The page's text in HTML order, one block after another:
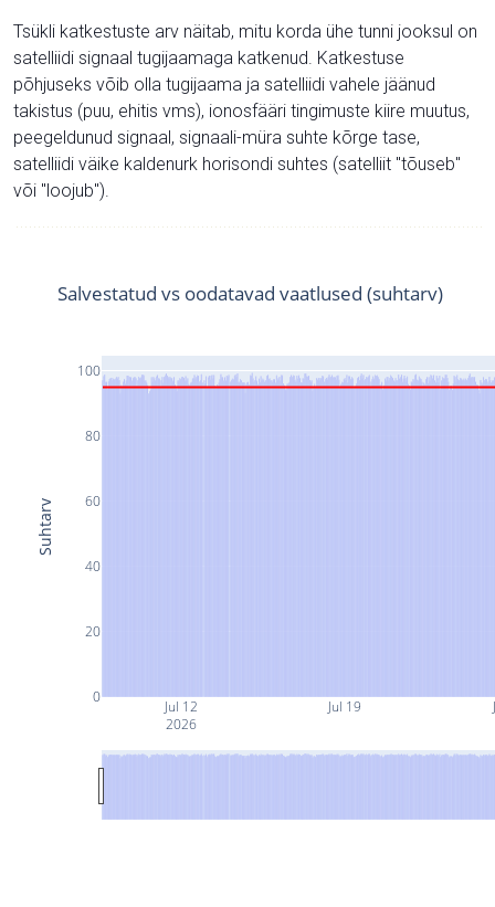
Tsükli katkestuste arv näitab, mitu korda ühe tunni jooksul on
satelliidi signaal tugijaamaga katkenud. Katkestuse
põhjuseks võib olla tugijaama ja satelliidi vahele jäänud
takistus (puu, ehitis vms), ionosfääri tingimuste kiire muutus,
peegeldunud signaal, signaali-müra suhte kõrge tase,
satelliidi väike kaldenurk horisondi suhtes (satelliit "tõuseb"
või "loojub").
Jul 12
2026
Jul 19
0
20
40
60
80
100
Salvestatud vs oodatavad vaatlused (suhtarv)
Suhtarv